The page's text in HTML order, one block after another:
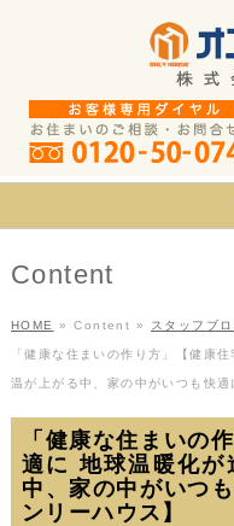
Content
HOME » Content » スタッフブロ
「健康な住まいの作り方」【健康
温が上がる中、家の中がいつも快
「健康な住まいの
適に 地球温暖化が
中、家の中がいつ
ンリーハウス】